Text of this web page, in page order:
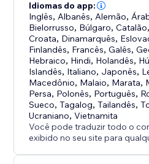
Idiomas do app:
Inglês, Albanês, Alemão,
Bielorrusso, Búlgaro,Catalão
Croata, Dinamarquês,
Finlandês, Francês,Galês,
Hebraico, Hindi, Holandês,
Islandês, Italiano, Japonês,
Macedônio, Malaio, Marata,
Persa, Polonês, Português,
Sueco,Tagalog,Tailandês,
Ucraniano,Vietnamita
Você pode traduzir todo o
exibido no seu site para